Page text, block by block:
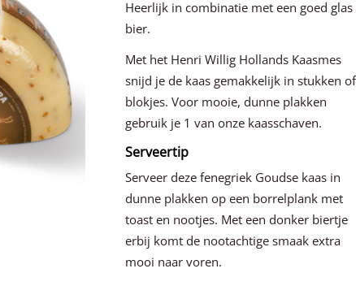
Heerlijk in combinatie met een goed glas
bier.
Met het Henri Willig Hollands Kaasmes
snijd je de kaas gemakkelijk in stukken of
blokjes. Voor mooie, dunne plakken
gebruik je 1 van onze kaasschaven.
Serveertip
Serveer deze fenegriek Goudse kaas in
dunne plakken op een borrelplank met
toast en nootjes. Met een donker biertje
erbij komt de nootachtige smaak extra
mooi naar voren.